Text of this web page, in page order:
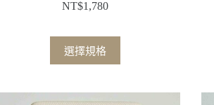
NT$1,780
選擇規格
此
產
有